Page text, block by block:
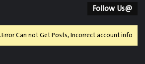
@Follow Us
Error Can not Get Posts, Incorrect account info.